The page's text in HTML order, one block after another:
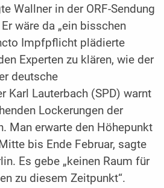
Wallner in der ORF-Sendung
wäre da „ein bisschen
Impfpflicht plädierte
Experten zu klären, wie der
deutsche
Karl Lauterbach (SPD) warnt
Lockerungen der
Man erwarte den Höhepunkt
bis Ende Februar, sagte
Es gebe „keinen Raum für
zu diesem Zeitpunkt“.